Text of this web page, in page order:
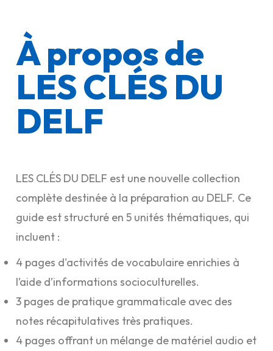
À propos de
LES CLÉS DU
DELF
LES CLÉS DU DELF est une nouvelle collection
complète destinée à la préparation au DELF. Ce
guide est structuré en 5 unités thématiques, qui
incluent :
4 pages d'activités de vocabulaire enrichies à
l’aide d’informations socioculturelles.
3 pages de pratique grammaticale avec des
notes récapitulatives très pratiques.
4 pages offrant un mélange de matériel audio et